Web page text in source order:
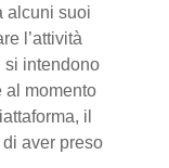
alcuni suoi
l’attività
si intendono
al momento
il
aver preso